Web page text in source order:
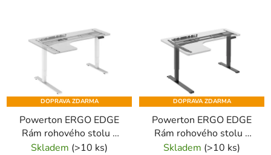
DOPRAVA ZDARMA
Powerton ERGO EDGE
Rám rohového stolu s
elektricky nastavitelnou
Skladem (>10 ks)
DOPRAVA ZDARMA
Powerton ERGO EDGE
Rám rohového stolu s
elektricky nastavitelnou
Skladem (>10 ks)